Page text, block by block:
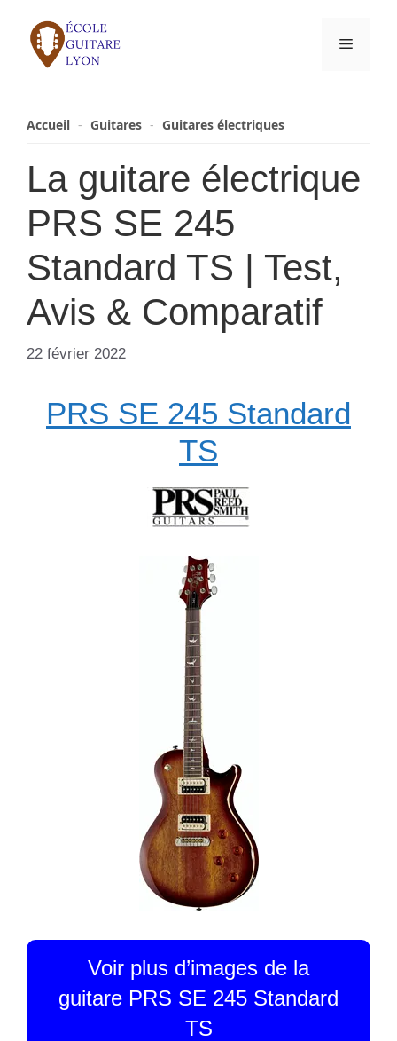
contenu
Menu
Accueil - Guitares - Guitares électriques
La guitare électrique
PRS SE 245
Standard TS | Test,
Avis & Comparatif
22 février 2022
PRS SE 245 Standard
TS
Voir plus d’images de la
guitare PRS SE 245 Standard
TS